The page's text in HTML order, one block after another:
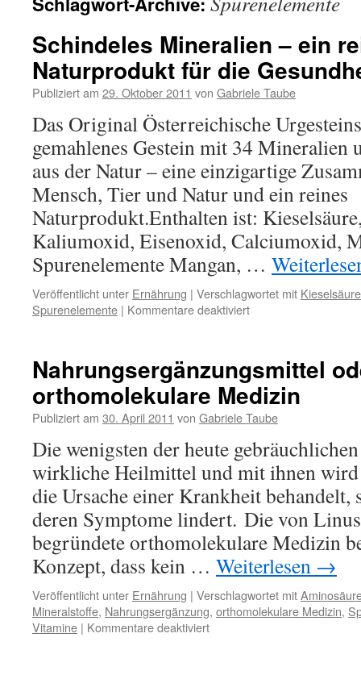
Schindeles Mineralien – ein
Naturprodukt für die
Publiziert am 29. Oktober 2011 von Gabriele Taube
Das Original Österreichische
gemahlenes Gestein mit 34 Mineralien
aus der Natur – eine einzigartige
Mensch, Tier und Natur und ein reines
Naturprodukt.Enthalten ist:
Kaliumoxid, Eisenoxid, Calciumoxid,
Spurenelemente Mangan, …
Veröffentlicht unter Ernährung | Verschlagwortet mit Kieselsäure
Spurenelemente | Kommentare deaktiviertfür
ein
reines
Naturprodukt
für
Gesundheit
Nahrungsergänzungsmittel
orthomolekulare Medizin
Publiziert am 30. April 2011 von Gabriele Taube
Die wenigsten der heute
wirkliche Heilmittel und mit ihnen
die Ursache einer Krankheit
deren Symptome lindert. Die von
begründete orthomolekulare Medizin
Konzept, dass kein … Weiterlesen →
Veröffentlicht unter Ernährung | Verschlagwortet mit
Mineralstoffe, Nahrungsergänzung, orthomolekulare Medizin,
Vitamine | Kommentare deaktiviertfür